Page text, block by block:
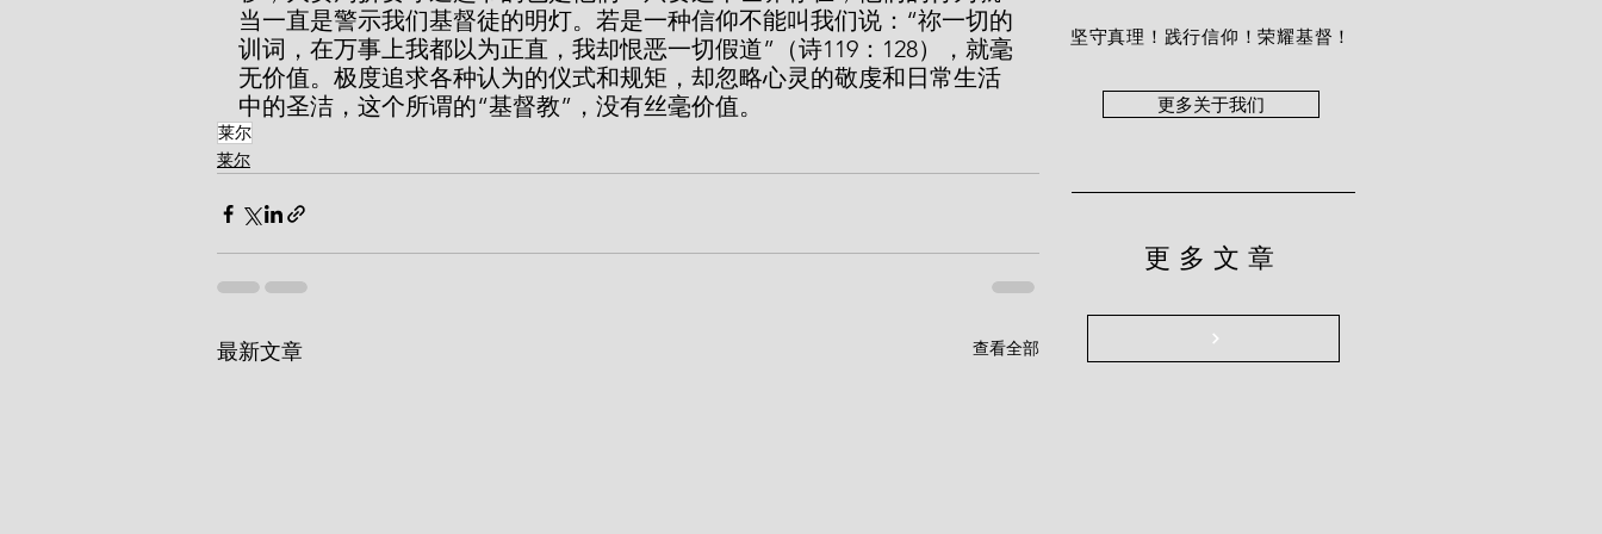
当一直是警示我们基督徒的明灯。若是一种信仰不能叫我们说：“祢一切的
训词，在万事上我都以为正直，我却恨恶一切假道”（诗119：128），就毫
无价值。极度追求各种认为的仪式和规矩，却忽略心灵的敬虔和日常生活
中的圣洁，这个所谓的“基督教”，没有丝毫价值。
莱尔
莱尔
最新文章 查看全部
坚守真理！践行信仰！荣耀基督！
更多关于我们
更多文章